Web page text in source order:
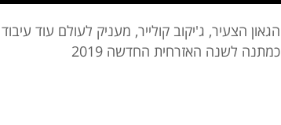
הגאון הצעיר, ג'יקוב קולייר, מעניק לעולם עוד
כמתנה לשנה האזרחית החדשה 2019